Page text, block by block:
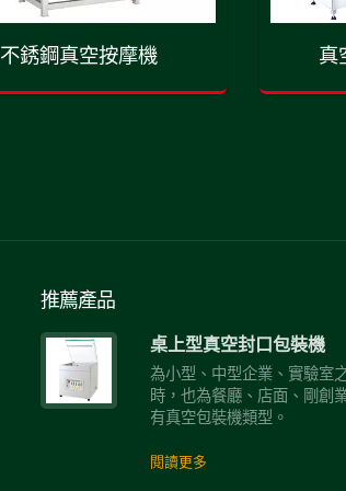
不銹鋼真空按摩機 真
推薦產品
桌上型真空封口包裝機
為小型、中型企業、實驗室
時，也為餐廳、店面、剛創
有真空包裝機類型。
閱讀更多